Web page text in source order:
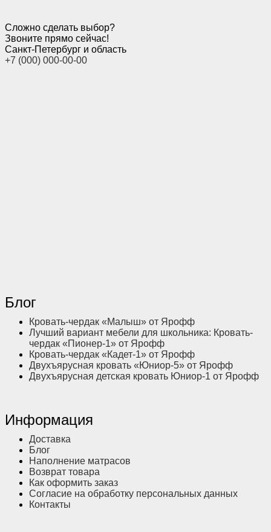
Сложно сделать выбор?
Звоните прямо сейчас!
Санкт-Петербург и область
+7 (000) 000-00-00
Блог
Кровать-чердак «Малыш» от Ярофф
Лучший вариант мебели для школьника: Кровать-
чердак «Пионер-1» от Ярофф
Кровать-чердак «Кадет-1» от Ярофф
Двухъярусная кровать «Юниор-5» от Ярофф
Двухъярусная детская кровать Юниор-1 от Ярофф
Информация
Доставка
Блог
Наполнение матрасов
Возврат товара
Как оформить заказ
Согласие на обработку персональных данных
Контакты